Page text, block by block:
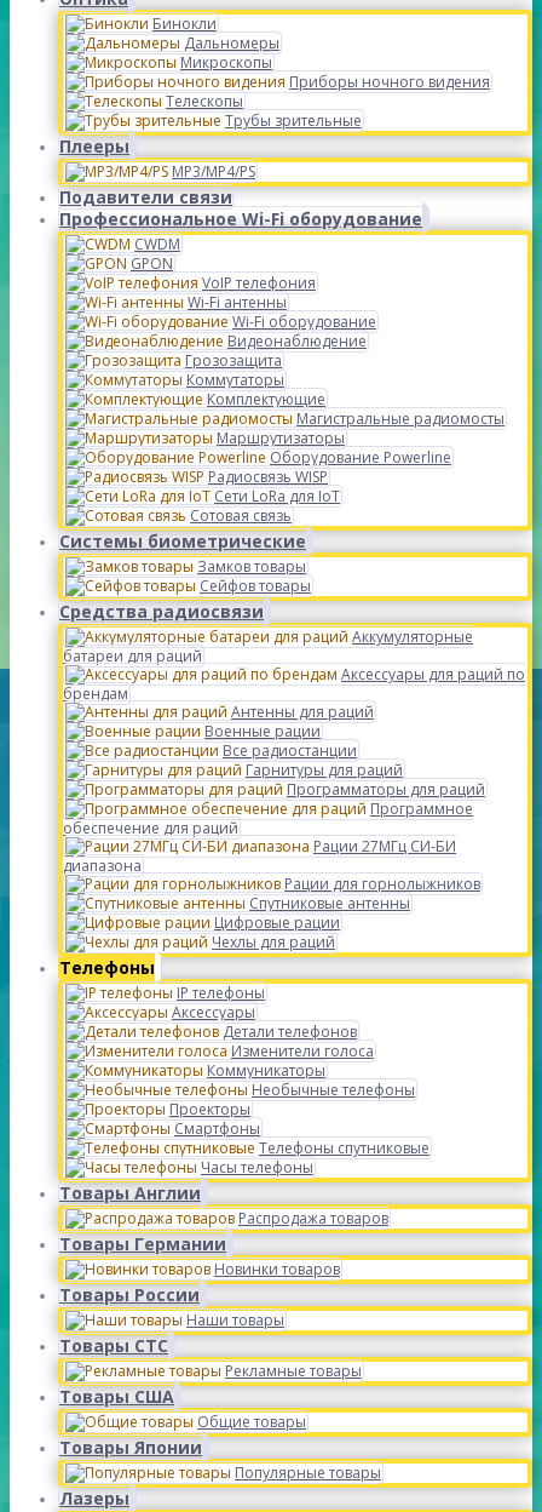
Бинокли
Дальномеры
Микроскопы
Приборы ночного видения
Телескопы
Трубы зрительные
Плееры
MP3/MP4/PS
Подавители связи
Профессиональное Wi-Fi оборудование
CWDM
GPON
VoIP телефония
Wi-Fi антенны
Wi-Fi оборудование
Видеонаблюдение
Грозозащита
Коммутаторы
Комплектующие
Магистральные радиомосты
Маршрутизаторы
Оборудование Powerline
Радиосвязь WISP
Сети LoRa для IoT
Сотовая связь
Системы биометрические
Замков товары
Сейфов товары
Средства радиосвязи
Аккумуляторные
батареи для раций
Аксессуары для раций по
брендам
Антенны для раций
Военные рации
Все радиостанции
Гарнитуры для раций
Программаторы для раций
Программное
обеспечение для раций
Рации 27МГц СИ-БИ
диапазона
Рации для горнолыжников
Спутниковые антенны
Цифровые рации
Чехлы для раций
Телефоны
IP телефоны
Аксессуары
Детали телефонов
Изменители голоса
Коммуникаторы
Необычные телефоны
Проекторы
Смартфоны
Телефоны спутниковые
Часы телефоны
Товары Англии
Распродажа товаров
Товары Германии
Новинки товаров
Товары России
Наши товары
Товары СТС
Рекламные товары
Товары США
Общие товары
Товары Японии
Популярные товары
Лазеры